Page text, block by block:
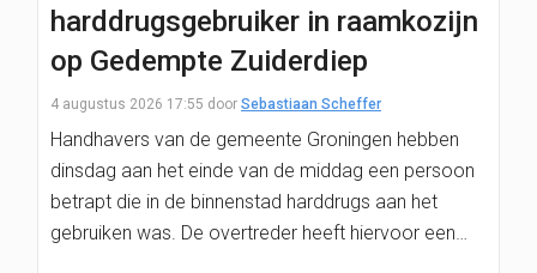
harddrugsgebruiker in raamkozijn
op Gedempte Zuiderdiep
4 augustus 2026 17:55 door Sebastiaan Scheffer
Handhavers van de gemeente Groningen hebben
dinsdag aan het einde van de middag een persoon
betrapt die in de binnenstad harddrugs aan het
gebruiken was. De overtreder heeft hiervoor een…